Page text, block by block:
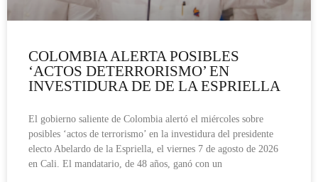
COLOMBIA ALERTA POSIBLES
‘ACTOS DETERRORISMO’ EN
INVESTIDURA DE DE LA ESPRIELLA
El gobierno saliente de Colombia alertó el miércoles sobre
posibles ‘actos de terrorismo’ en la investidura del presidente
electo Abelardo de la Espriella, el viernes 7 de agosto de 2026
en Cali. El mandatario, de 48 años, ganó con un